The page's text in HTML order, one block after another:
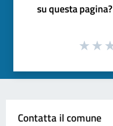
su questa pagina?
Contatta il comune